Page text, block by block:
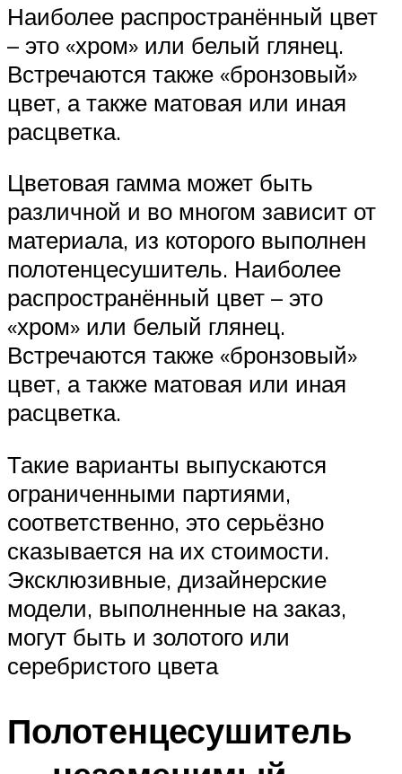
Наиболее распространённый цвет
– это «хром» или белый глянец.
Встречаются также «бронзовый»
цвет, а также матовая или иная
расцветка.
Цветовая гамма может быть
различной и во многом зависит от
материала, из которого выполнен
полотенцесушитель. Наиболее
распространённый цвет – это
«хром» или белый глянец.
Встречаются также «бронзовый»
цвет, а также матовая или иная
расцветка.
Такие варианты выпускаются
ограниченными партиями,
соответственно, это серьёзно
сказывается на их стоимости.
Эксклюзивные, дизайнерские
модели, выполненные на заказ,
могут быть и золотого или
серебристого цвета
Полотенцесушитель